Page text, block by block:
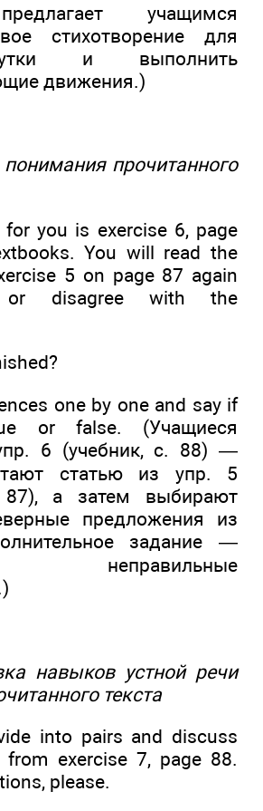
учащимся
стихотворение для
и выполнить
движения.)
прочитанного
you is exercise 6, page
You will read the
5 on page 87 again
disagree with the
one by one and say if
or false. (Учащиеся
6 (учебник, с. 88) —
статью из упр. 5
87), а затем выбирают
предложения из
задание —
неправильные
навыков устной речи
текста
into pairs and discuss
exercise 7, page 88.
please.